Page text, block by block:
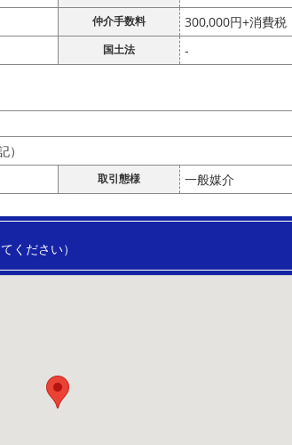
仲介手数料 300,000円+消費税
国土法 -
取引態様 一般媒介
ください）